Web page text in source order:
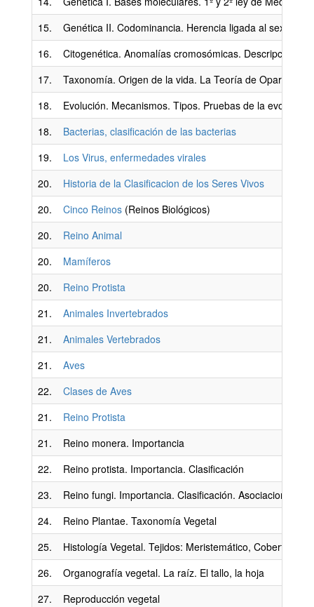
15.
Genética II. Codominancia. Herencia ligada al sexo.
16.
Citogenética. Anomalías cromosómicas. Descripción
17.
Taxonomía. Origen de la vida. La Teoría de Oparín.
18.
Evolución. Mecanismos. Tipos. Pruebas de la evolución
18.
Bacterias, clasificación de las bacterias
19.
Los Virus, enfermedades virales
20.
Historia de la Clasificacion de los Seres Vivos
20.
Cinco Reinos (Reinos Biológicos)
20.
Reino Animal
20.
Mamíferos
20.
Reino Protista
21.
Animales Invertebrados
21.
Animales Vertebrados
21.
Aves
22.
Clases de Aves
21.
Reino Protista
21.
Reino monera. Importancia
22.
Reino protista. Importancia. Clasificación
23.
Reino fungi. Importancia. Clasificación. Asociaciones
24.
Reino Plantae. Taxonomía Vegetal
25.
Histología Vegetal. Tejidos: Meristemático, Cobertor,
26.
Organografía vegetal. La raíz. El tallo, la hoja
27.
Reproducción vegetal